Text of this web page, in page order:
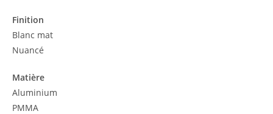
Finition
Blanc mat
Nuancé
Matière
Aluminium
PMMA